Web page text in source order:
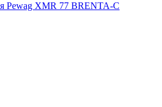
Pewag XMR 77 BRENTA-C